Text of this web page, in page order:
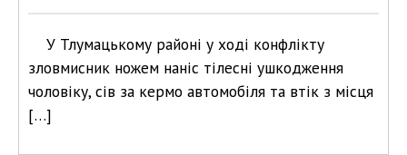
У Тлумацькому районі у ході конфлікту
зловмисник ножем наніс тілесні ушкодження
чоловіку, сів за кермо автомобіля та втік з місця
[…]